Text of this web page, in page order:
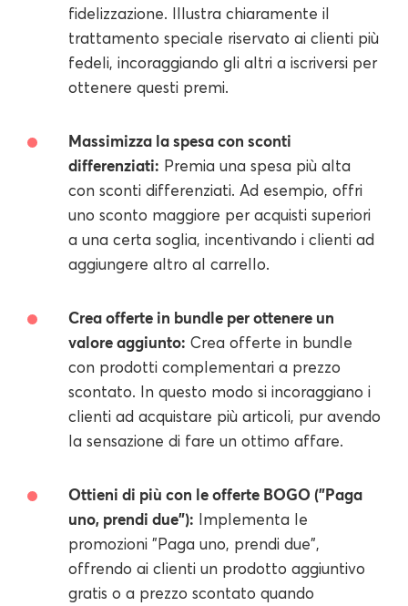
fidelizzazione. Illustra chiaramente il
trattamento speciale riservato ai clienti più
fedeli, incoraggiando gli altri a iscriversi per
ottenere questi premi.
Massimizza la spesa con sconti
differenziati: Premia una spesa più alta
con sconti differenziati. Ad esempio, offri
uno sconto maggiore per acquisti superiori
a una certa soglia, incentivando i clienti ad
aggiungere altro al carrello.
Crea offerte in bundle per ottenere un
valore aggiunto: Crea offerte in bundle
con prodotti complementari a prezzo
scontato. In questo modo si incoraggiano i
clienti ad acquistare più articoli, pur avendo
la sensazione di fare un ottimo affare.
Ottieni di più con le offerte BOGO ("Paga
uno, prendi due"): Implementa le
promozioni "Paga uno, prendi due",
offrendo ai clienti un prodotto aggiuntivo
gratis o a prezzo scontato quando